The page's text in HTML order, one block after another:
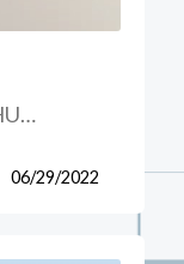
06/29/2022